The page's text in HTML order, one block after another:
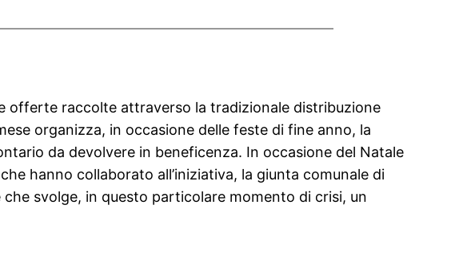
offerte raccolte attraverso la tradizionale distribuzione
organizza, in occasione delle feste di fine anno, la
da devolvere in beneficenza. In occasione del Natale
hanno collaborato all’iniziativa, la giunta comunale di
che svolge, in questo particolare momento di crisi, un